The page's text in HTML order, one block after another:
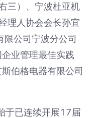
三）、宁波杜亚机
理人协会会长孙宜
限公司宁波分公司
业管理最佳实践
伯格电器有限公司
于已连续开展17届